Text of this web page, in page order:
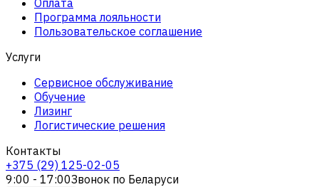
Программа лояльности
Пользовательское соглашение
Услуги
Сервисное обслуживание
Обучение
Лизинг
Логистические решения
Контакты
+375 (29) 125-02-05
9:00 - 17:00Звонок по Беларуси